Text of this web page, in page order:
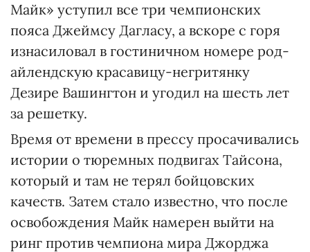
Майк» уступил все три чемпионских
пояса Джеймсу Дагласу, а вскоре с горя
изнасиловал в гостиничном номере род-
айлендскую красавицу-негритянку
Дезире Вашингтон и угодил на шесть лет
за решетку.
Время от времени в прессу просачивались
истории о тюремных подвигах Тайсона,
который и там не терял бойцовских
качеств. Затем стало известно, что после
освобождения Майк намерен выйти на
ринг против чемпиона мира Джорджа